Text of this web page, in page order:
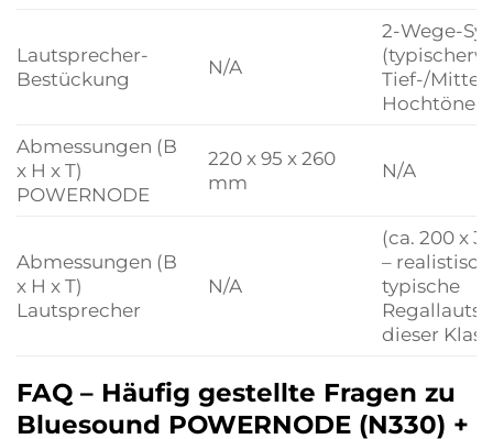
Lautsprecher-
Bestückung
N/A
2-Wege-
Tief-/
Hochtöner)
Abmessungen (B
x H x T)
POWERNODE
220 x 95 x 260
mm
N/A
Abmessungen (B
x H x T)
Lautsprecher
N/A
(ca. 200 x
–
typische
dieser
FAQ – Häufig gestellte Fragen zu
Bluesound POWERNODE (N330) +